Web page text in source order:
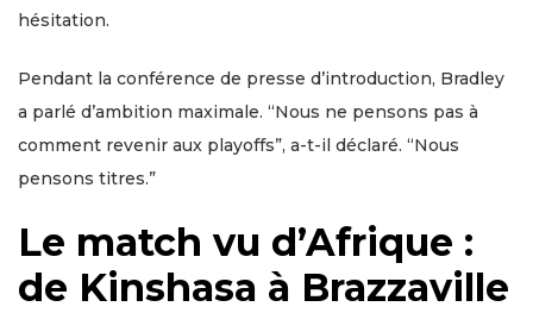
hésitation.
Pendant la conférence de presse d’introduction, Bradley
a parlé d’ambition maximale. “Nous ne pensons pas à
comment revenir aux playoffs”, a-t-il déclaré. “Nous
pensons titres.”
Le match vu d’Afrique :
de Kinshasa à Brazzaville